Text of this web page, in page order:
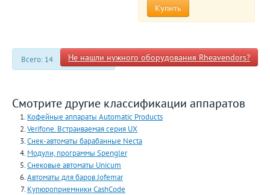
Купить
Не нашли нужного оборудования Rheavendors?
Всего: 14
Смотрите другие классификации аппаратов
Кофейные аппараты Automatiс Products
Verifone. Встраиваемая серия UX
Снек-автоматы барабанные Necta
Модули, программы Spengler
Снековые автоматы Unicum
Автоматы для баров Jofemar
Купюроприемники CashCode